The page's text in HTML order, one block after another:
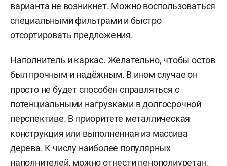
варианта не возникнет. Можно воспользоваться
специальными фильтрами и быстро
отсортировать предложения.
Наполнитель и каркас. Желательно, чтобы остов
был прочным и надёжным. В ином случае он
просто не будет способен справляться с
потенциальными нагрузками в долгосрочной
перспективе. В приоритете металлическая
конструкция или выполненная из массива
дерева. К числу наиболее популярных
наполнителей, можно отнести пенополиуретан.